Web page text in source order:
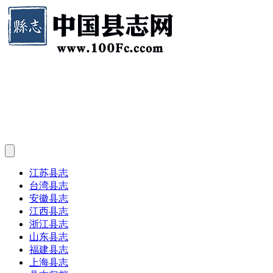
江苏县志
台湾县志
安徽县志
江西县志
浙江县志
山东县志
福建县志
上海县志